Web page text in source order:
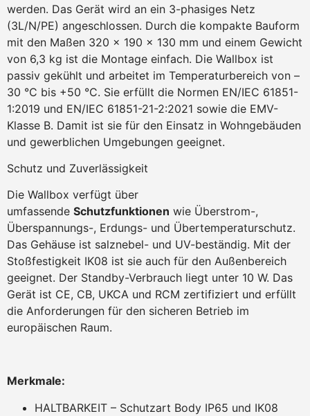
werden. Das Gerät wird an ein 3-phasiges Netz
(3L/N/PE) angeschlossen. Durch die kompakte Bauform
mit den Maßen 320 x 190 x 130 mm und einem Gewicht
von 6,3 kg ist die Montage einfach. Die Wallbox ist
passiv gekühlt und arbeitet im Temperaturbereich von –
30 °C bis +50 °C. Sie erfüllt die Normen EN/IEC 61851-
1:2019 und EN/IEC 61851-21-2:2021 sowie die EMV-
Klasse B. Damit ist sie für den Einsatz in Wohngebäuden
und gewerblichen Umgebungen geeignet.
Schutz und Zuverlässigkeit
Die Wallbox verfügt über
umfassende Schutzfunktionen wie Überstrom-,
Überspannungs-, Erdungs- und Übertemperaturschutz.
Das Gehäuse ist salznebel- und UV-beständig. Mit der
Stoßfestigkeit IK08 ist sie auch für den Außenbereich
geeignet. Der Standby-Verbrauch liegt unter 10 W. Das
Gerät ist CE, CB, UKCA und RCM zertifiziert und erfüllt
die Anforderungen für den sicheren Betrieb im
europäischen Raum.
Merkmale:
HALTBARKEIT – Schutzart Body IP65 und IK08